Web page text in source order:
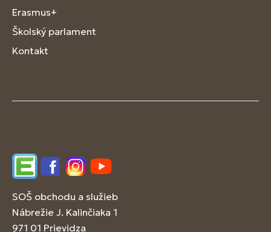
Erasmus+
Školský parlament
Kontakt
EdupageFacebookInstagram
YouTube
SOŠ obchodu a služieb
Nábrežie J. Kalinčiaka 1
971 01 Prievidza